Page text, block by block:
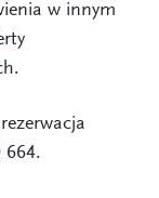
w innym
664.